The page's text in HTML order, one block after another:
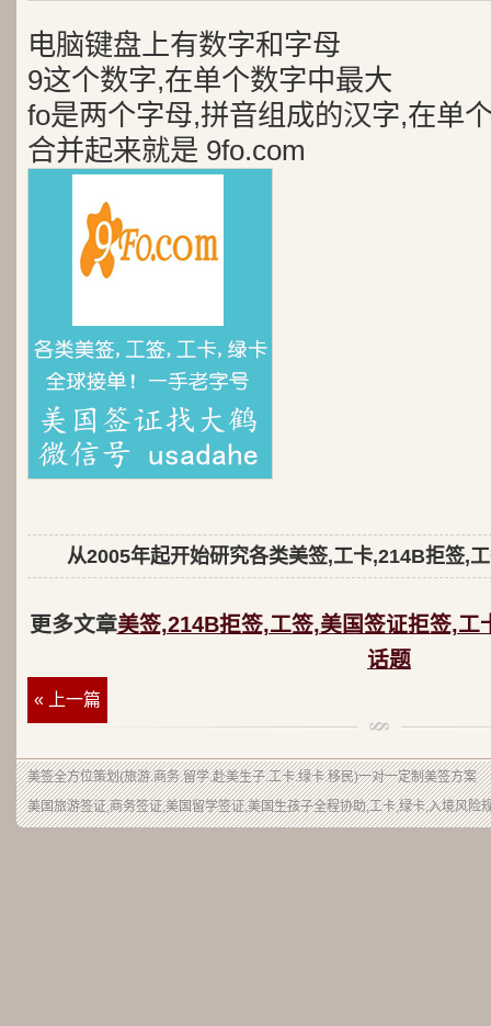
电脑键盘上有数字和字母
9这个数字,在单个数字中最大
fo是两个字母,拼音组成的汉字,在单
合并起来就是 9fo.com
从2005年起开始研究各类美签,工卡,214B拒签,
更多文章美签,214B拒签,工签,美国签证拒签,工
话题
« 上一篇
美签全方位策划(旅游.商务.留学.赴美生子.工卡.绿卡.移民)一对一定制美签方案
美国旅游签证,商务签证,美国留学签证,美国生孩子全程协助,工卡,绿卡,入境风险